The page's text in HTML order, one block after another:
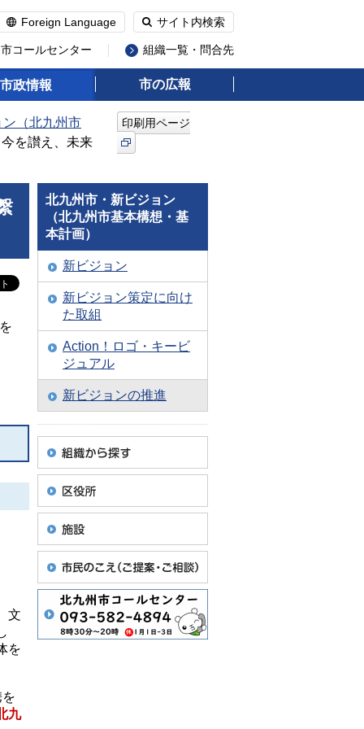
Foreign Language サイト内検索
コールセンター 組織一覧・問合先
市政情報 市の広報
（北九州市
を讃え、未来
印刷用ページ
文
を
九
北九州市・新ビジョン
（北九州市基本構想・基
本計画）
新ビジョン
新ビジョン策定に向け
た取組
Action！ロゴ・キービ
ジュアル
新ビジョンの推進